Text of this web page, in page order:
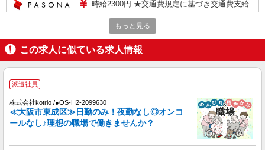
時給2300円 ★交通費規定に基づき交通費支給
大阪府大阪市東成区（緑橋駅）
キープ
パナソニック エイジフリーケアセンター今里
デイサービス／リハビリ特化型／看護職／パー
ト／日数・時間は応相談
時給1,339円〜1,442円 ※経験・能力・資格等
による 保健師・正看護師 時給1,442円 准看護師
時給1,339円 〇時間外勤務手当 〇土日祝勤務手当
もっと見る
この求人に似ている求人情報
派遣社員
株式会社kotrio /●OS-H2-2099630
≪大阪市東成区≫日勤のみ！夜勤なし◎オンコ
ールなし♪理想の職場で働きませんか？